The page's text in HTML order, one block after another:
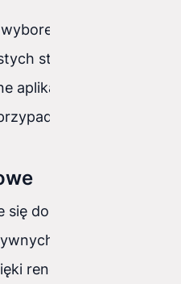
dla szerokiej
stron
aplikacje internetowe.
użycia NextJs:
do tworzenia
i wydajnych
renderowaniu po